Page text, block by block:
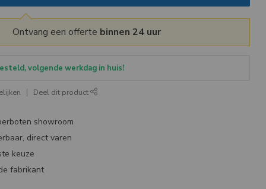
Ontvang een offerte binnen 24 uur
volgende werkdag in huis!
Deel dit product
showroom
direct varen
keuze
fabrikant